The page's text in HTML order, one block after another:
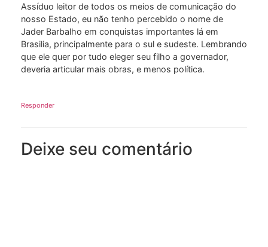
Assíduo leitor de todos os meios de comunicação do
nosso Estado, eu não tenho percebido o nome de
Jader Barbalho em conquistas importantes lá em
Brasilia, principalmente para o sul e sudeste. Lembrando
que ele quer por tudo eleger seu filho a governador,
deveria articular mais obras, e menos política.
Responder
Deixe seu comentário